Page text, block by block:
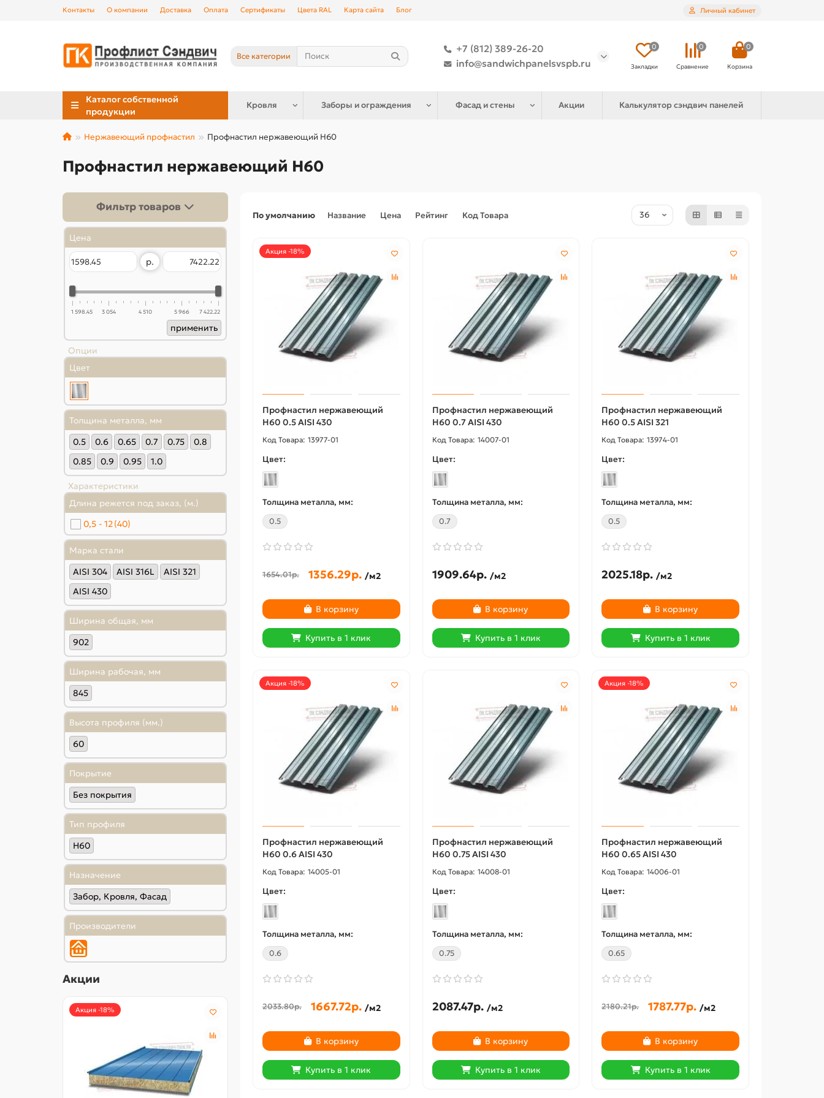
Контакты О компании Доставка Оплата Сертификаты Цвета RAL Карта сайта Блог Личный кабинет
Все категории
+7 (812) 389-26-20
info@sandwichpanelsvspb.ru
0
Закладки
0
Сравнение
0
Корзина
Каталог собственной
продукции
Кровля Заборы и ограждения Фасад и стены Акции Калькулятор сэндвич панелей
Нержавеющий профнастил Профнастил нержавеющий Н60
Профнастил нержавеющий Н60
Фильтр товаров
Цена
р.
1 598.45 3 054 4 510 5 966 7 422.22
применить
Опции
Цвет
Толщина металла, мм
0.5
0.6 0.65 0.7 0.75
0.8
0.85
0.9 0.95 1.0
Характеристики
Длина режется под заказ, (м.)
0,5 - 12(40)
Марка стали
AISI 304
AISI 316L
AISI 321
AISI 430
Ширина общая, мм
902
Ширина рабочая, мм
845
Высота профиля (мм.)
60
Покрытие
Без покрытия
Тип профиля
Н60
Назначение
Забор, Кровля, Фасад
Производители
Акции
Акция -18% Акция -18% Акция -18% Акция -18%
По умолчанию Название Цена Рейтинг Код Товара
Акция -18%
Профнастил нержавеющий
Н60 0.5 AISI 430
13977-01
Цвет:
Толщина металла, мм:
0.5
1654.01р. 1356.29р. /м2
В корзину
Купить в 1 клик
Профнастил нержавеющий
Н60 0.7 AISI 430
14007-01
Цвет:
Толщина металла, мм:
0.7
1909.64р. /м2
В корзину
Купить в 1 клик
Профнастил нержавеющий
Н60 0.5 AISI 321
13974-01
Цвет:
Толщина металла, мм:
0.5
2025.18р. /м2
В корзину
Купить в 1 клик
Акция -18%
Профнастил нержавеющий
Н60 0.6 AISI 430
14005-01
Цвет:
Толщина металла, мм:
0.6
2033.80р. 1667.72р. /м2
В корзину
Купить в 1 клик
Профнастил нержавеющий
Н60 0.75 AISI 430
14008-01
Цвет:
Толщина металла, мм:
0.75
2087.47р. /м2
В корзину
Купить в 1 клик
Акция -18%
Профнастил нержавеющий
Н60 0.65 AISI 430
14006-01
Цвет:
Толщина металла, мм:
0.65
2180.21р. 1787.77р. /м2
В корзину
Купить в 1 клик